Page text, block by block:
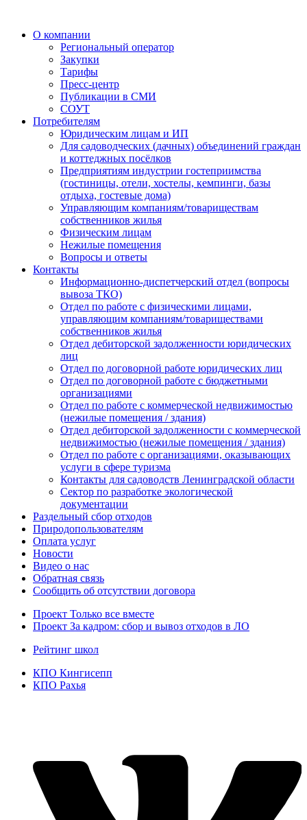
О компании
Региональный оператор
Закупки
Тарифы
Пресс-центр
Публикации в СМИ
СОУТ
Потребителям
Юридическим лицам и ИП
Для садоводческих (дачных) объединений граждан
и коттеджных посёлков
Предприятиям индустрии гостеприимства
(гостиницы, отели, хостелы, кемпинги, базы
отдыха, гостевые дома)
Управляющим компаниям/товариществам
собственников жилья
Физическим лицам
Нежилые помещения
Вопросы и ответы
Контакты
Информационно-диспетчерский отдел (вопросы
вывоза ТКО)
Отдел по работе с физическими лицами,
управляющим компаниям/товариществами
собственников жилья
Отдел дебиторской задолженности юридических
лиц
Отдел по договорной работе юридических лиц
Отдел по договорной работе с бюджетными
организациями
Отдел по работе с коммерческой недвижимостью
(нежилые помещения / здания)
Отдел дебиторской задолженности с коммерческой
недвижимостью (нежилые помещения / здания)
Отдел по работе с организациями, оказывающих
услуги в сфере туризма
Контакты для садоводств Ленинградской области
Сектор по разработке экологической
документации
Раздельный сбор отходов
Природопользователям
Оплата услуг
Новости
Видео о нас
Обратная связь
Сообщить об отсутствии договора
Проект Только все вместе
Проект За кадром: сбор и вывоз отходов в ЛО
Рейтинг школ
КПО Кингисепп
КПО Рахья